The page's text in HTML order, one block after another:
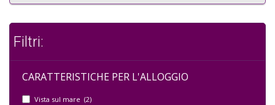
Filtri:
CARATTERISTICHE PER L'ALLOGGIO
Vista sul mare (2)